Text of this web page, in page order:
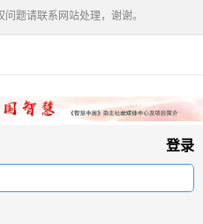
题请联系网站处理，谢谢。
登录